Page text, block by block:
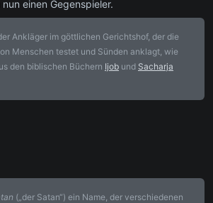
einen Gegenspieler.
Ankläger im göttlichen Gerichtshof, der die
Menschen testet und Sünden anklagt, wie
den biblischen Büchern Ijob und Sacharja
(„der Satan“) ein Name, der verschiedenen